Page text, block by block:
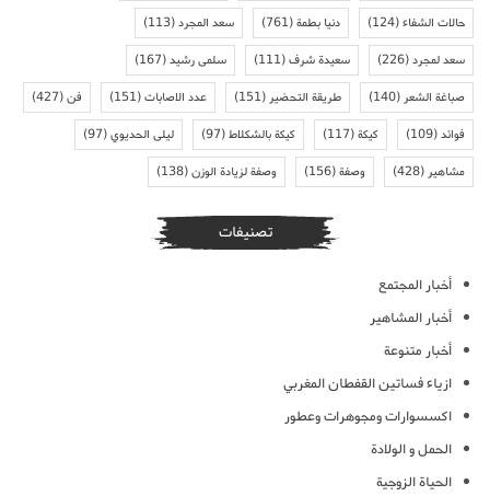
حالات الشفاء(124) دنيا بطمة(761) سعد المجرد(113)
سعد لمجرد(226) سعيدة شرف(111) سلمى رشيد(167)
صباغة الشعر(140) طريقة التحضير(151) عدد الاصابات(151) فن(427)
فوائد(109) كيكة(117) كيكة بالشكلاط(97) ليلى الحديوي(97)
مشاهير(428) وصفة(156) وصفة لزيادة الوزن(138)
تصنيفات
أخبار المجتمع
أخبار المشاهير
أخبار متنوعة
ازياء فساتين القفطان المغربي
اكسسوارات ومجوهرات وعطور
الحمل و الولادة
الحياة الزوجية